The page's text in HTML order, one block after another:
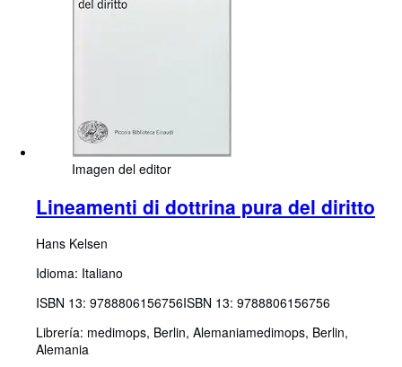
Imagen del editor
Lineamenti di dottrina pura del diritto
Hans Kelsen
Idioma: Italiano
ISBN 13: 9788806156756ISBN 13: 9788806156756
Librería: medimops, Berlin, Alemaniamedimops, Berlin,
Alemania